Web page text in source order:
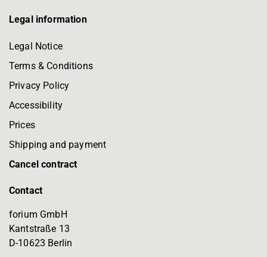
Legal information
Legal Notice
Terms & Conditions
Privacy Policy
Accessibility
Prices
Shipping and payment
Cancel contract
Contact
forium GmbH
Kantstraße 13
D-10623 Berlin